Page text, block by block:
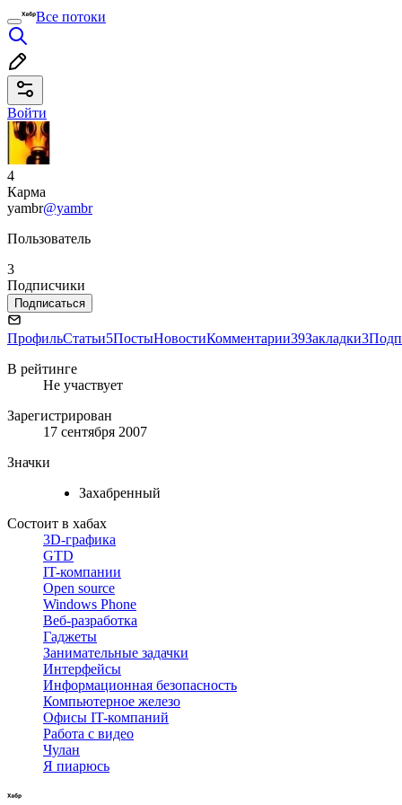
Все потоки
Войти
4
Карма
yambr@yambr
Пользователь
3
Подписчики
Подписаться
ПрофильСтатьи5ПостыНовостиКомментарии39Закладки3
В рейтинге
Не участвует
Зарегистрирован
17 сентября 2007
Значки
Захабренный
Состоит в хабах
3D-графика
GTD
IT-компании
Open source
Windows Phone
Веб-разработка
Гаджеты
Занимательные задачки
Интерфейсы
Информационная безопасность
Компьютерное железо
Офисы IT-компаний
Работа с видео
Чулан
Я пиарюсь